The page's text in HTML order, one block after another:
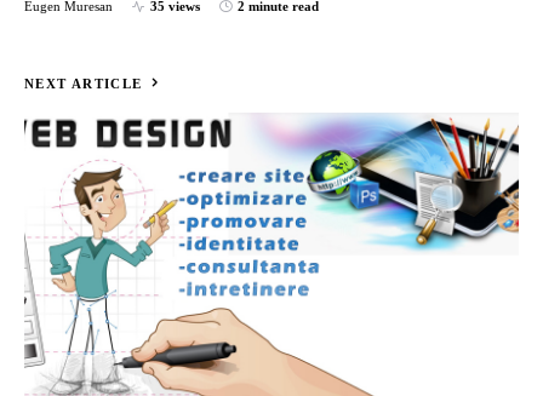
Eugen Muresan 35 views 2 minute read
NEXT ARTICLE